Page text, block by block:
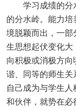
学习成绩的分
的分水岭。能力培
境脱颖而出，一
生思想起伏变化
向积极或消极方
谐、同等的师生
自己成为与学生
和伙伴，就势在